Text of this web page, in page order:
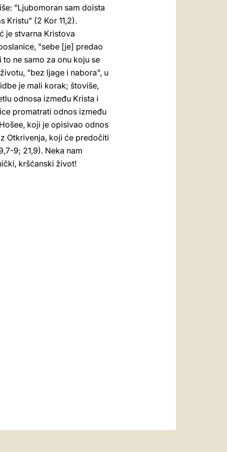
"Ljubomoran sam doista
Kristu" (2 Kor 11,2).
je stvarna Kristova
"sebe [je] predao
ne samo za onu koju se
"bez ljage i nabora", u
je mali korak; štoviše,
odnosa između Krista i
promatrati odnos između
koji je opisivao odnos
Otkrivenja, koji će predočiti
9; 21,9). Neka nam
kršćanski život!